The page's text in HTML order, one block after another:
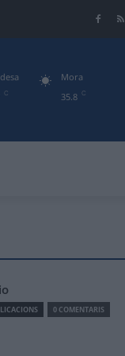
C
35.8 C
Mora
0 COMENTARIS